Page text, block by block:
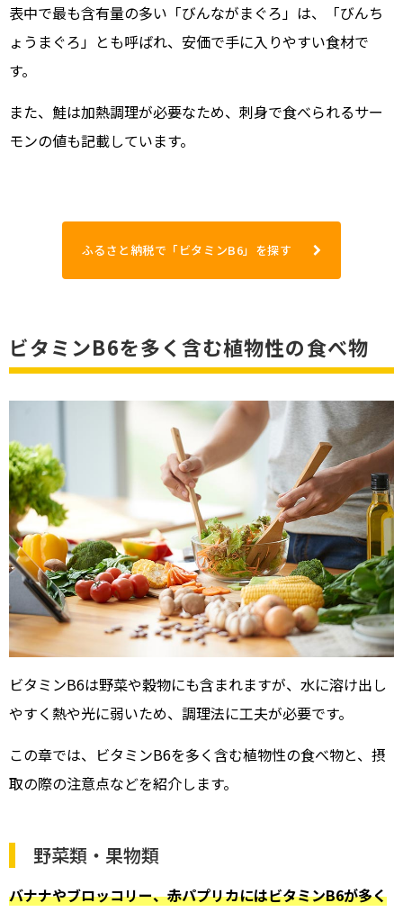
表中で最も含有量の多い「びんながまぐろ」は、「びんち
ょうまぐろ」とも呼ばれ、安価で手に入りやすい食材で
す。
また、鮭は加熱調理が必要なため、刺身で食べられるサー
モンの値も記載しています。
ふるさと納税で「ビタミンB6」を探す
ビタミンB6を多く含む植物性の食べ物
ビタミンB6は野菜や穀物にも含まれますが、水に溶け出し
やすく熱や光に弱いため、調理法に工夫が必要です。
この章では、ビタミンB6を多く含む植物性の食べ物と、摂
取の際の注意点などを紹介します。
野菜類・果物類
バナナやブロッコリー、赤パプリカにはビタミンB6が多く